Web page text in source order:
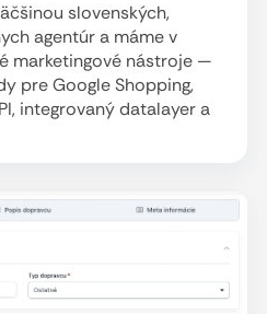
slovenských,
agentúr a máme v
marketingové nástroje —
pre Google Shopping,
integrovaný datalayer a